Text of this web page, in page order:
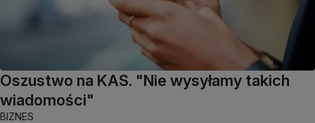
Oszustwo na KAS. "Nie wysyłamy takich
wiadomości"
BIZNES